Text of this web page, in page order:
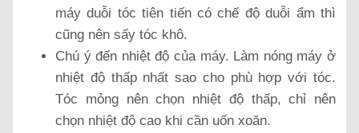
máy duỗi tóc tiên tiến có chế độ duỗi ẩm thì
cũng nên sấy tóc khô.
Chú ý đến nhiệt độ của máy. Làm nóng máy ở
nhiệt độ thấp nhất sao cho phù hợp với tóc.
Tóc mỏng nên chọn nhiệt độ thấp, chỉ nên
chọn nhiệt độ cao khi cần uốn xoăn.